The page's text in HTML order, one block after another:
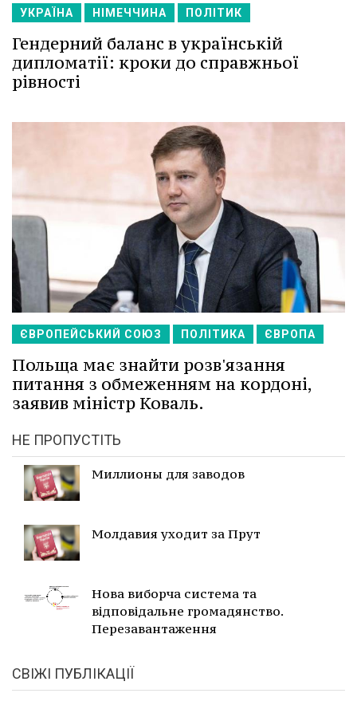
УКРАЇНА НІМЕЧЧИНА ПОЛІТИК
Гендерний баланс в українській
дипломатії: кроки до справжньої
рівності
ЄВРОПЕЙСЬКИЙ СОЮЗ ПОЛІТИКА ЄВРОПА
Польща має знайти розв'язання
питання з обмеженням на кордоні,
заявив міністр Коваль.
НЕ ПРОПУСТІТЬ
Миллионы для заводов
Молдавия уходит за Прут
Нова виборча система та
відповідальне громадянство.
Перезавантаження
СВІЖІ ПУБЛІКАЦІЇ